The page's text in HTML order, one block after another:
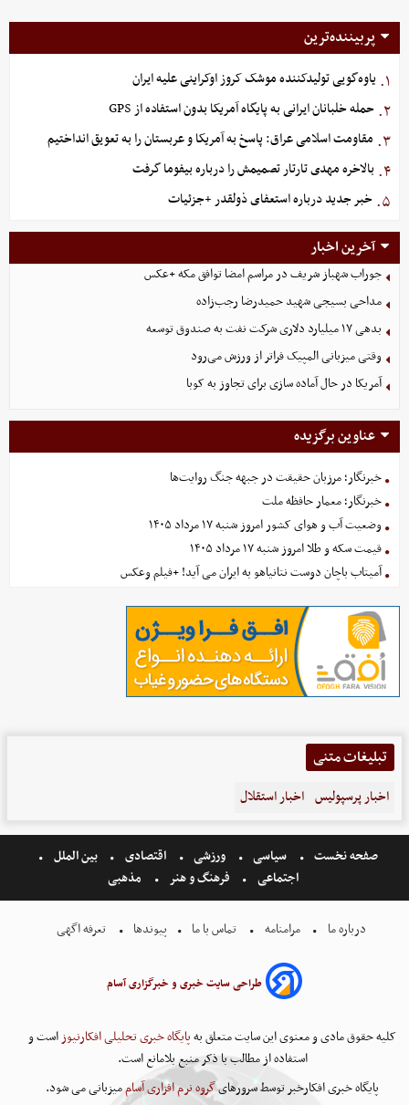
پربیننده‌ترین
۱. یاوه‌گویی تولیدکننده موشک کروز اوکراینی علیه ایران
۲. حمله خلبانان ایرانی به پایگاه آمریکا بدون استفاده از GPS
۳. مقاومت اسلامی عراق: پاسخ به آمریکا و عربستان را به تعویق انداختیم
۴. بالاخره مهدی تارتار تصمیمش را درباره بیفوما گرفت
۵. خبر جدید درباره استعفای ذولقدر +جزئیات
آخرین اخبار
جوراب‌ شهباز شریف در مراسم امضا توافق‌ مکه +عکس
مداحی بسیجی شهید حمیدرضا رجب‌زاده
بدهی ١٧ میلیارد دلاری شرکت نفت به صندوق توسعه
وقتی میزبانی المپیک فراتر از ورزش می‌رود
آمریکا در حال آماده سازی برای تجاوز به کوبا
عناوین برگزیده
خبرنگار؛ مرزبان حقیقت در جبهه جنگ روایت‌ها
خبرنگار؛ معمار حافظه ملت
وضعیت آب و هوای کشور امروز شنبه ۱۷ مرداد ۱۴۰۵
قیمت سکه و طلا امروز شنبه ۱۷ مرداد ۱۴۰۵
آمیتاب باچان دوست نتانیاهو به ایران می آید! +فیلم وعکس
تبلیغات متنی
اخبار پرسپولیس اخبار استقلال
صفحه نخست سیاسی ورزشی اقتصادی
بین الملل
اجتماعی
فرهنگ و هنر مذهبی
درباره ما مرامنامه تماس با ما پیوندها تعرفه اگهی
طراحی سایت خبری و خبرگزاری آسام
کلیه حقوق مادی و معنوی این سایت متعلق بهپایگاه خبری تحلیلی افکارنیوزاست و
استفاده از مطالب با ذکر منبع بلامانع است.
پایگاه خبری افکارخبر توسط سرورهایگروه نرم افزاری آساممیزبانی می شود.